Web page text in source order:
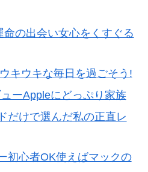
の出会い女心をくすぐる
キウキな毎日を過ごそう!
ーAppleにどっぷり家族
だけで選んだ私の正直レ
初心者OK使えばマックの